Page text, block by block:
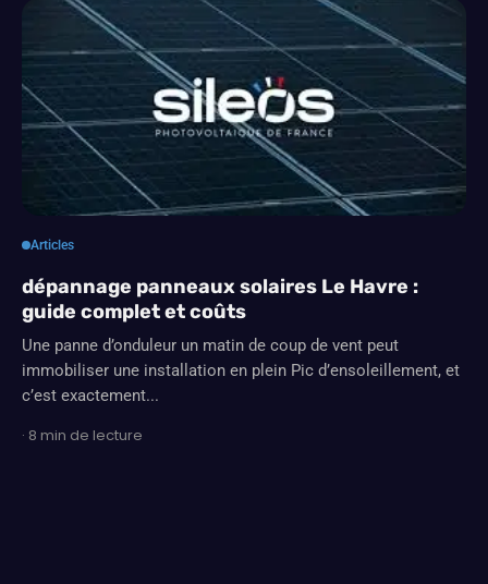
Articles
dépannage panneaux solaires Le Havre :
guide complet et coûts
Une panne d’onduleur un matin de coup de vent peut
immobiliser une installation en plein Pic d’ensoleillement, et
c’est exactement...
· 8 min de lecture